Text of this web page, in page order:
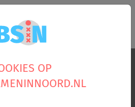
OP